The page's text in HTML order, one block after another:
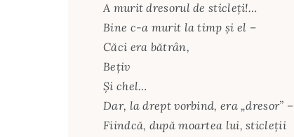
A murit dresorul de sticleţi!…
Bine c-a murit la timp şi el –
Căci era bătrân,
Beţiv
Şi chel…
Dar, la drept vorbind, era „dresor” –
Fiindcă, după moartea lui, sticleţii